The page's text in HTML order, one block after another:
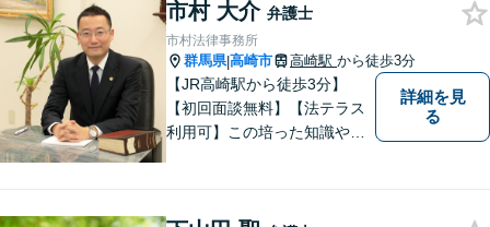
す。 ※お電話やメールでの無
料法律相談は行っておりませ
ん。
市村 大介 弁護士
市村法律事務所
群馬県|高崎市 高崎駅 から徒歩3分
【JR高崎駅から徒歩3分】
【初回面談無料】【法テラス
利用可】この培った知識や経
詳細を見
る